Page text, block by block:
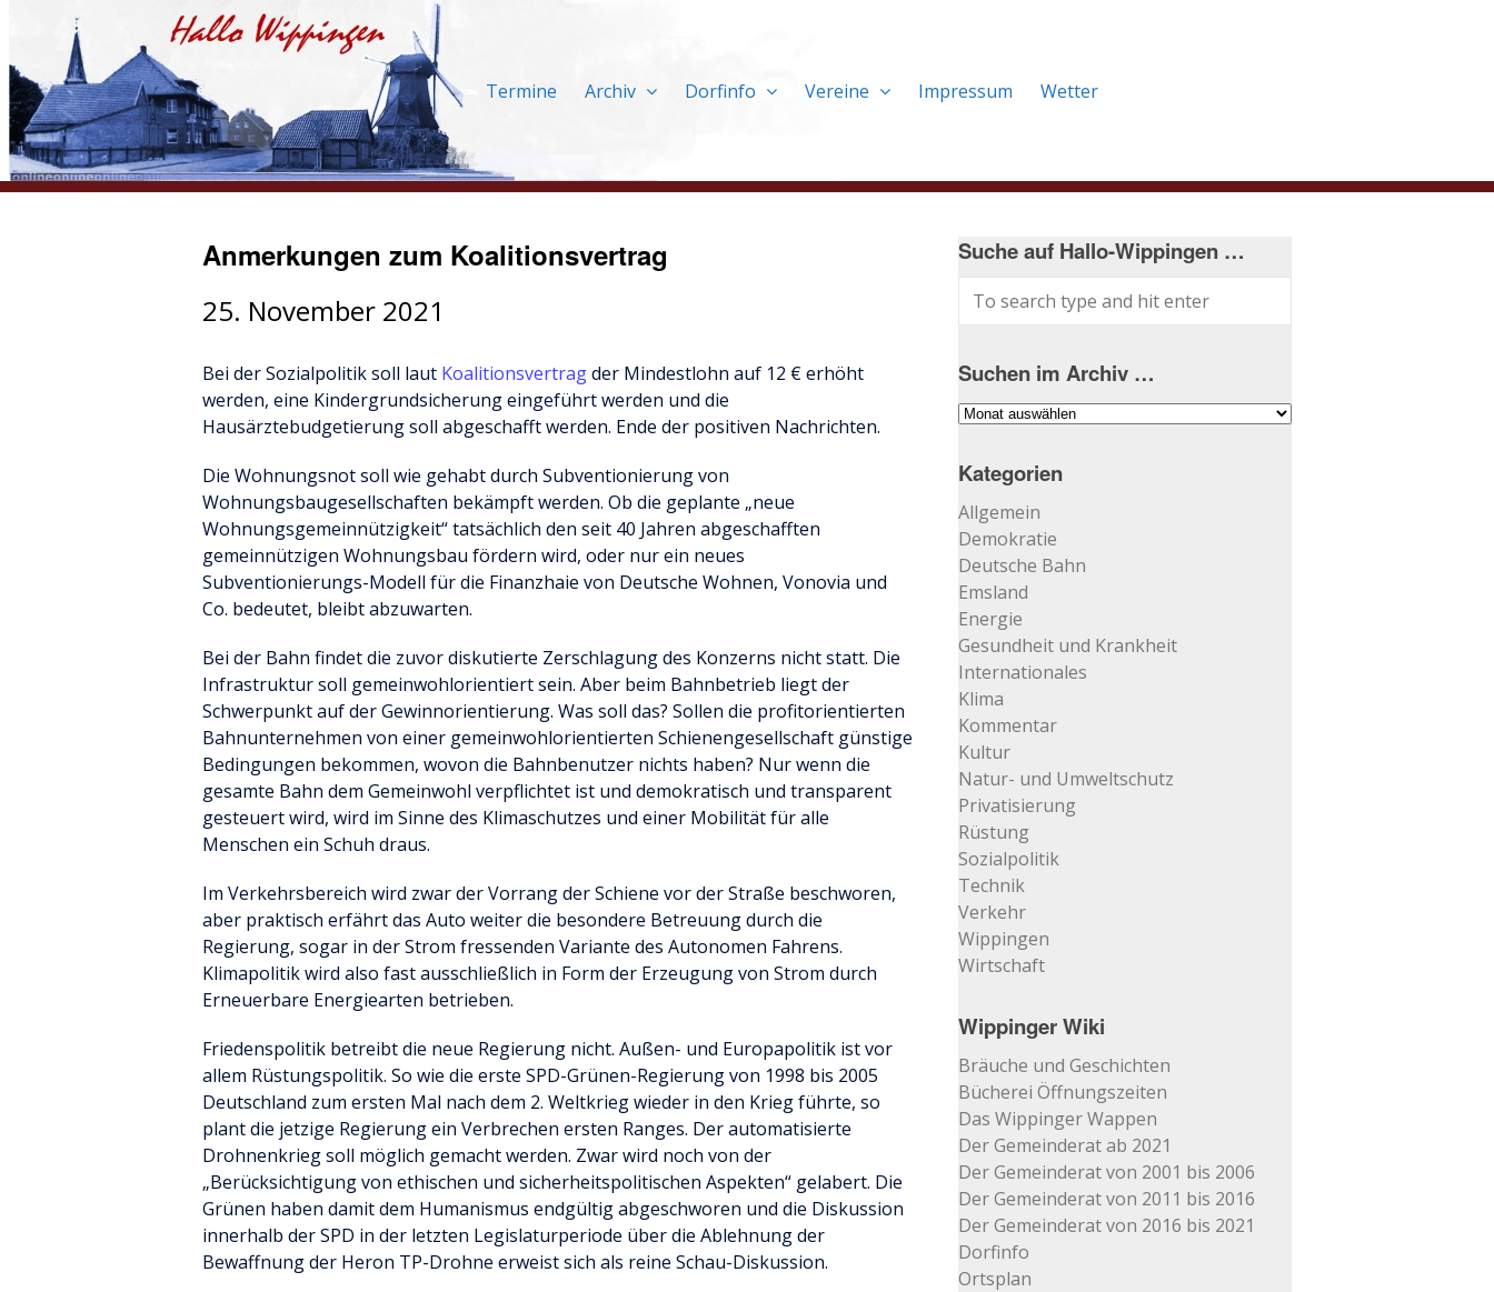
Termine Archiv Dorfinfo Vereine Impressum Wetter
Anmerkungen zum Koalitionsvertrag
25. November 2021
Bei der Sozialpolitik soll laut Koalitionsvertragder Mindestlohn auf 12 € erhöht
werden, eine Kindergrundsicherung eingeführt werden und die
Hausärztebudgetierung soll abgeschafft werden. Ende der positiven Nachrichten.
Die Wohnungsnot soll wie gehabt durch Subventionierung von
Wohnungsbaugesellschaften bekämpft werden. Ob die geplante „neue
Wohnungsgemeinnützigkeit“ tatsächlich den seit 40 Jahren abgeschafften
gemeinnützigen Wohnungsbau fördern wird, oder nur ein neues
Subventionierungs-Modell für die Finanzhaie von Deutsche Wohnen, Vonovia und
Co. bedeutet, bleibt abzuwarten.
Bei der Bahn findet die zuvor diskutierte Zerschlagung des Konzerns nicht statt. Die
Infrastruktur soll gemeinwohlorientiert sein. Aber beim Bahnbetrieb liegt der
Schwerpunkt auf der Gewinnorientierung. Was soll das? Sollen die profitorientierten
Bahnunternehmen von einer gemeinwohlorientierten Schienengesellschaft günstige
Bedingungen bekommen, wovon die Bahnbenutzer nichts haben? Nur wenn die
gesamte Bahn dem Gemeinwohl verpflichtet ist und demokratisch und transparent
gesteuert wird, wird im Sinne des Klimaschutzes und einer Mobilität für alle
Menschen ein Schuh draus.
Im Verkehrsbereich wird zwar der Vorrang der Schiene vor der Straße beschworen,
aber praktisch erfährt das Auto weiter die besondere Betreuung durch die
Regierung, sogar in der Strom fressenden Variante des Autonomen Fahrens.
Klimapolitik wird also fast ausschließlich in Form der Erzeugung von Strom durch
Erneuerbare Energiearten betrieben.
Friedenspolitik betreibt die neue Regierung nicht. Außen- und Europapolitik ist vor
allem Rüstungspolitik. So wie die erste SPD-Grünen-Regierung von 1998 bis 2005
Deutschland zum ersten Mal nach dem 2. Weltkrieg wieder in den Krieg führte, so
plant die jetzige Regierung ein Verbrechen ersten Ranges. Der automatisierte
Drohnenkrieg soll möglich gemacht werden. Zwar wird noch von der
„Berücksichtigung von ethischen und sicherheitspolitischen Aspekten“ gelabert. Die
Grünen haben damit dem Humanismus endgültig abgeschworen und die Diskussion
innerhalb der SPD in der letzten Legislaturperiode über die Ablehnung der
Bewaffnung der Heron TP-Drohne erweist sich als reine Schau-Diskussion.
Suche auf Hallo-Wippingen …
Suchen im Archiv …
Suchen
Archiv
Kategorien
Allgemein
Demokratie
Deutsche Bahn
Emsland
Energie
Gesundheit und Krankheit
Internationales
Klima
Kommentar
Kultur
Natur- und Umweltschutz
Privatisierung
Rüstung
Sozialpolitik
Technik
Verkehr
Wippingen
Wirtschaft
Wippinger Wiki
Bräuche und Geschichten
Bücherei Öffnungszeiten
Das Wippinger Wappen
Der Gemeinderat ab 2021
Der Gemeinderat von 2001 bis 2006
Der Gemeinderat von 2011 bis 2016
Der Gemeinderat von 2016 bis 2021
Dorfinfo
Ortsplan